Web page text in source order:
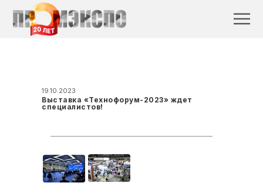
19.10.2023
Выставка «Технофорум-2023» ждет
специалистов!